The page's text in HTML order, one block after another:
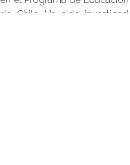
de Chile. Ha sido